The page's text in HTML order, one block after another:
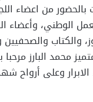
من اعضاء
الوطني،
والكتاب
محمد البارز
الابرار وعلى